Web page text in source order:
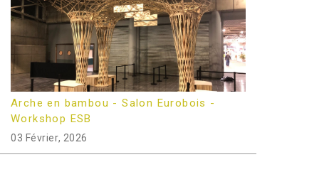
Arche en bambou - Salon Eurobois -
Workshop ESB
03 Février, 2026